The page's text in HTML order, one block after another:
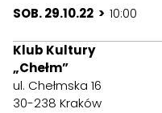
SOB. 29.10.22 > 10:00
Klub Kultury
„Chełm”
ul. Chełmska 16
30-238 Kraków